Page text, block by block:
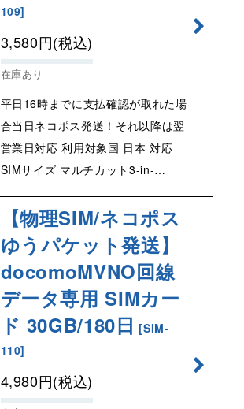
109]
3,580円(税込)
在庫あり
平日16時までに支払確認が取れた場
合当日ネコポス発送！それ以降は翌
営業日対応 利用対象国 日本 対応
SIMサイズ マルチカット3-in-…
【物理SIM/ネコポス
ゆうパケット発送】
docomoMVNO回線
データ専用 SIMカー
ド 30GB/180日 [SIM-
110]
4,980円(税込)